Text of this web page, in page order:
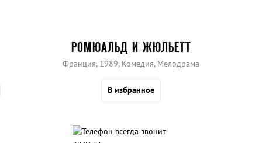
РОМЮАЛЬД И ЖЮЛЬЕТТ
Франция, 1989, Комедия, Мелодрама
В избранное